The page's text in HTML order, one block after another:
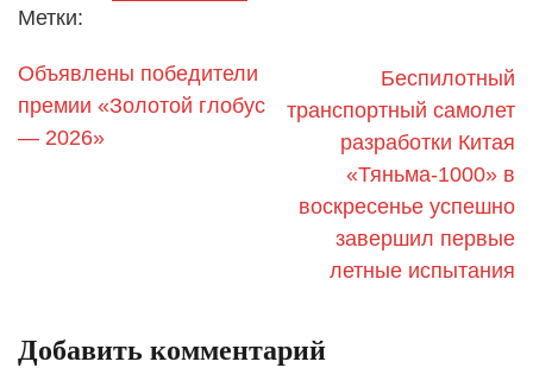
Метки:
Объявлены победители
премии «Золотой глобус
— 2026»
Беспилотный
транспортный самолет
разработки Китая
«Тяньма-1000» в
воскресенье успешно
завершил первые
летные испытания
Добавить комментарий